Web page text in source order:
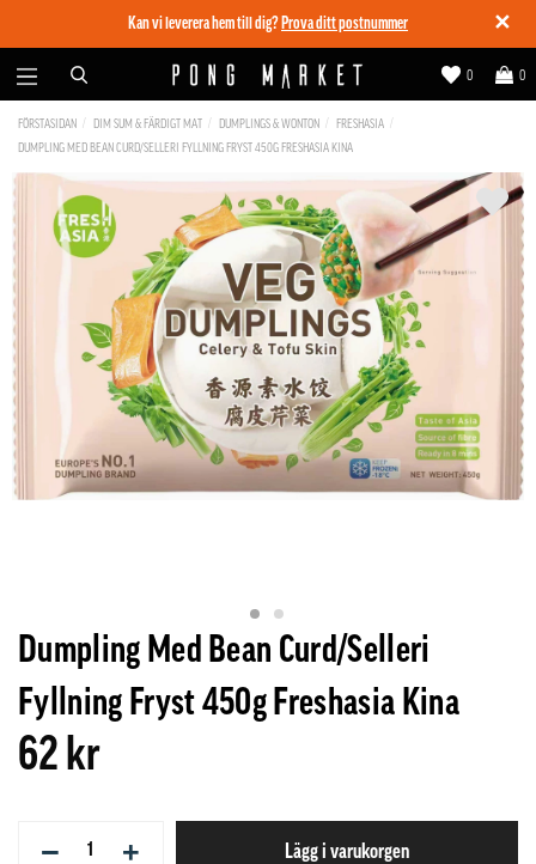
✕
Kan vi leverera hem till dig? Prova ditt postnummer
0
0
FÖRSTASIDAN DIM SUM & FÄRDIGT MAT DUMPLINGS & WONTON
FRESHASIA
DUMPLING MED BEAN CURD/SELLERI FYLLNING FRYST 450G FRESHASIA KINA
Dumpling Med Bean Curd/Selleri
Fyllning Fryst 450g Freshasia Kina
62 kr
− + Lägg i varukorgen